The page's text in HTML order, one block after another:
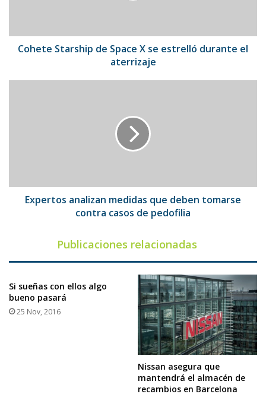
el
aterrizaje
Cohete Starship de Space X se estrelló durante el
aterrizaje
de
pedofilia
Expertos analizan medidas que deben tomarse
contra casos de pedofilia
Publicaciones relacionadas
Si sueñas con ellos algo
bueno pasará
25 Nov, 2016
Nissan asegura que
mantendrá el almacén de
recambios en Barcelona